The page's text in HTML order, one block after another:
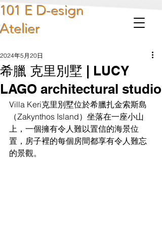
101 E D-esign
Atelier
希臘 克里別墅 | LUCY
LAGO architectural studio
2024年5月20日
Villa Keri克里別墅位於希臘扎金索斯島
（Zakynthos Island）坐落在一座小山
上，一個擁有令人難以置信的海景位
置，房子裡的每個房間都享有令人難忘
的景觀。